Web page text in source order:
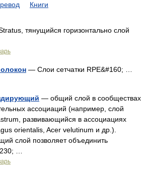
Книги
тянущийся горизонтально слой
— Слои сетчатки RPE&#160; …
— общий слой в сообществах
ассоциаций (например, слой
развивающийся в ассоциациях
orientalis, Acer velutinum и др.).
слой позволяет объединить
…